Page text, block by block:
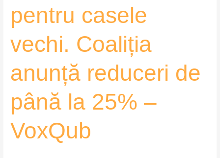
pentru casele
vechi. Coaliția
anunță reduceri de
până la 25% –
VoxQub
–
VoxQub